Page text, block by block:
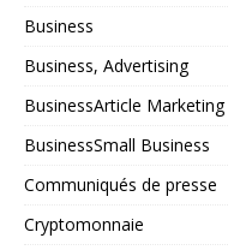
Business
Business, Advertising
BusinessArticle Marketing
BusinessSmall Business
Communiqués de presse
Cryptomonnaie